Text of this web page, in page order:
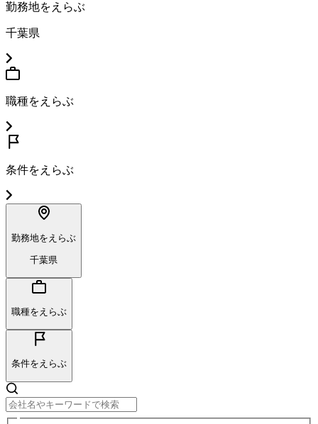
勤務地をえらぶ
千葉県
職種をえらぶ
条件をえらぶ
勤務地をえらぶ
千葉県
職種をえらぶ
条件をえらぶ